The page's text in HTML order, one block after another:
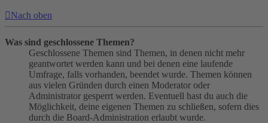
Nach oben
Was sind geschlossene Themen?
Geschlossene Themen sind Themen, in denen nicht mehr
geantwortet werden kann und bei denen eine laufende
Umfrage, falls vorhanden, beendet wurde. Themen können
aus vielen Gründen durch einen Moderator oder
Administrator gesperrt werden. Eventuell hast du auch die
Möglichkeit, deine eigenen Themen zu schließen, sofern dies
durch die Board-Administration erlaubt wurde.